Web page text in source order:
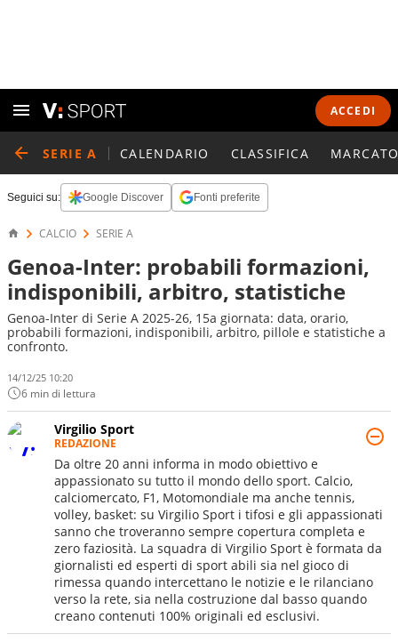
ACCEDI
SERIE A CALENDARIO CLASSIFICA
Seguici su: Google Discover Fonti preferite
CALCIO SERIE A
Genoa-Inter: probabili formazioni,
indisponibili, arbitro, statistiche
Genoa-Inter di Serie A 2025-26, 15a giornata: data, orario,
probabili formazioni, indisponibili, arbitro, pillole e statistiche a
confronto.
14/12/25 10:20
6 min di lettura
Virgilio Sport
REDAZIONE
Da oltre 20 anni informa in modo obiettivo e
appassionato su tutto il mondo dello sport. Calcio,
calciomercato, F1, Motomondiale ma anche tennis,
volley, basket: su Virgilio Sport i tifosi e gli appassionati
sanno che troveranno sempre copertura completa e
zero faziosità. La squadra di Virgilio Sport è formata da
giornalisti ed esperti di sport abili sia nel gioco di
rimessa quando intercettano le notizie e le rilanciano
verso la rete, sia nella costruzione dal basso quando
creano contenuti 100% originali ed esclusivi.